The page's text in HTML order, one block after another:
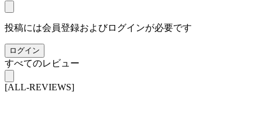
投稿には会員登録およびログインが必要です
ログイン
すべてのレビュー
[ALL-REVIEWS]